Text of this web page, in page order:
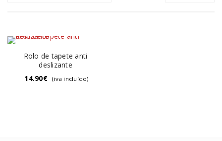
Rolo de tapete anti
deslizante
14.90€ (iva incluído)